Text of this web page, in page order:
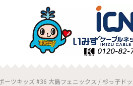
ーツキッズ #36 大島フェニックス / 杉っ子ド